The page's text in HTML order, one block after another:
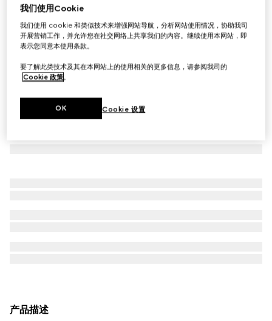
Virtual Try-On
女士GG运动鞋
€ 790
产品描述
我们使用Cookie
我们使用 cookie 和类似技术来增强网站导航，分析网站使用情况，协助我司
开展营销工作，并允许您在社交网络上共享我们的内容。继续使用本网站，即
表示您同意本使用条款。
要了解此类技术及其在本网站上的使用相关的更多信息，请参阅我司的
Cookie 政策。
Cookie 设置
OK